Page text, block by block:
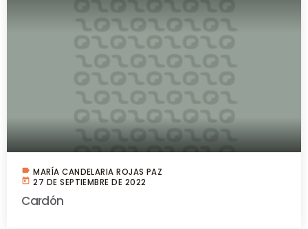
label MARÍA CANDELARIA ROJAS PAZ
today 27 DE SEPTIEMBRE DE 2022
Cardón